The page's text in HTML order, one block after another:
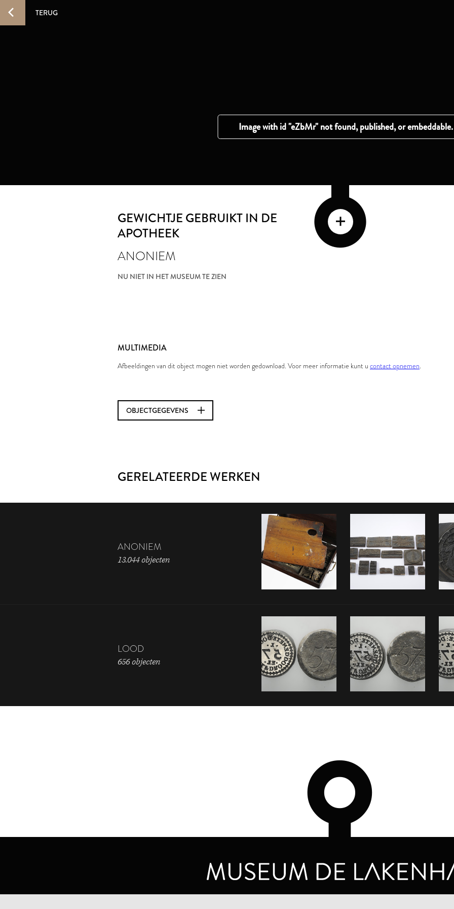
TERUG
GEWICHTJE GEBRUIKT IN DE
APOTHEEK
ANONIEM
NU NIET IN HET MUSEUM TE ZIEN
MULTIMEDIA
Afbeeldingen van dit object mogen niet worden gedownload. Voor meer informatie kunt u contact opnemen.
OBJECTGEGEVENS
GERELATEERDE WERKEN
ANONIEM
13.044 objecten
LOOD
656 objecten